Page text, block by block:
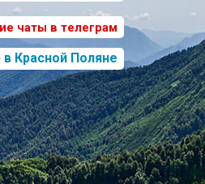
чаты в телеграм
Красной Поляне